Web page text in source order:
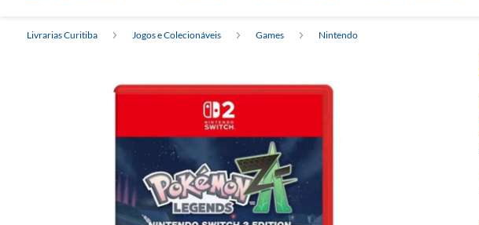
Livrarias Curitiba Jogos e Colecionáveis Games Nintendo